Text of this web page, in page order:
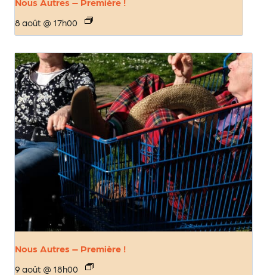
8 août @ 17h00
Nous Autres – Première !
9 août @ 18h00